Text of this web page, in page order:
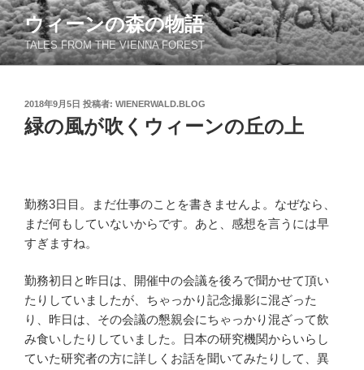
コ
ン
テ
ン
ウィーンの森の物語
TALES FROM THE VIENNA FOREST
投
稿
日:
2018年9月5日 投稿者: WIENERWALD.BLOG
緑の風が吹くウィーンの丘の上
勤務3日目。まだ仕事のことを書きませんよ。なぜなら、
まだ何もしていないからです。あと、感想を言うには早
すぎますね。
勤務初日と昨日は、開催中の会議を後ろで聞かせて頂い
たりしていましたが、ちゃっかり記念撮影に混ざった
り、昨日は、その会議の懇親会にちゃっかり混ざって飲
み食いしたりしていました。日本の研究機関からいらし
ていた研究者の方に詳しくお話を聞いてみたりして、異